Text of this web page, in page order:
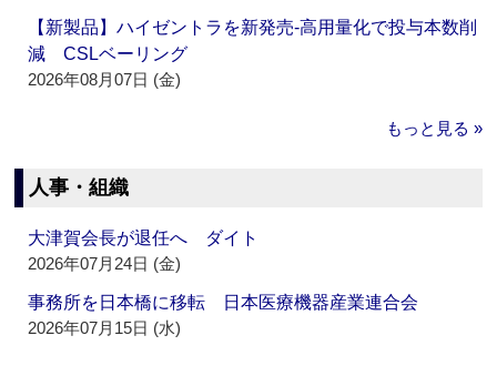
【新製品】ハイゼントラを新発売‐高用量化で投与本数削
減 CSLベーリング
2026年08月07日 (金)
もっと見る »
人事・組織
大津賀会長が退任へ ダイト
2026年07月24日 (金)
事務所を日本橋に移転 日本医療機器産業連合会
2026年07月15日 (水)